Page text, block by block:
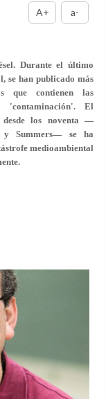
A+ a-
Durante el último
se han publicado más
que contienen las
'contaminación'. El
desde los noventa —
y Summers— se ha
medioambiental